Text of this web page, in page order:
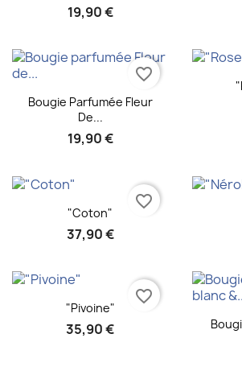
19,90 €
Aperçu rapide
Bougie Parfumée Fleur
De...
19,90 €
favorite_border
Aperçu rapide
"Coton"
37,90 €
favorite_border
Aperçu rapide
"Pivoine"
35,90 €
favorite_border
